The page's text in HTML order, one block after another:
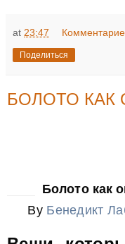
at 23:47
Поделиться
БОЛОТО КАК
Болото как
By Бенедикт